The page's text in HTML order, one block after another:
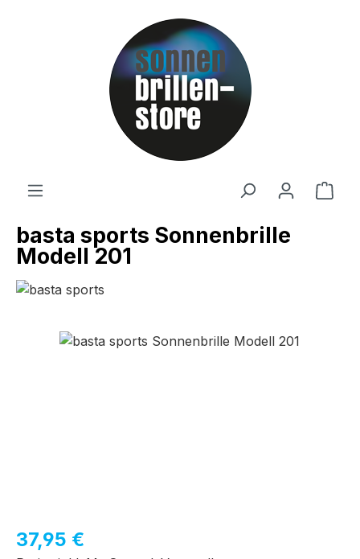
Zum Hauptinhalt springen
basta sports Sonnenbrille
Modell 201
Bildergalerie überspringen
Regulärer Preis:
37,95 €